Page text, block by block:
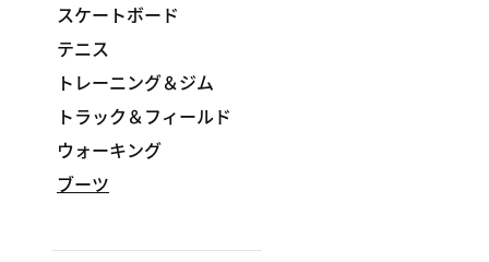
スケートボード
テニス
トレーニング＆ジム
トラック＆フィールド
ウォーキング
ブーツ